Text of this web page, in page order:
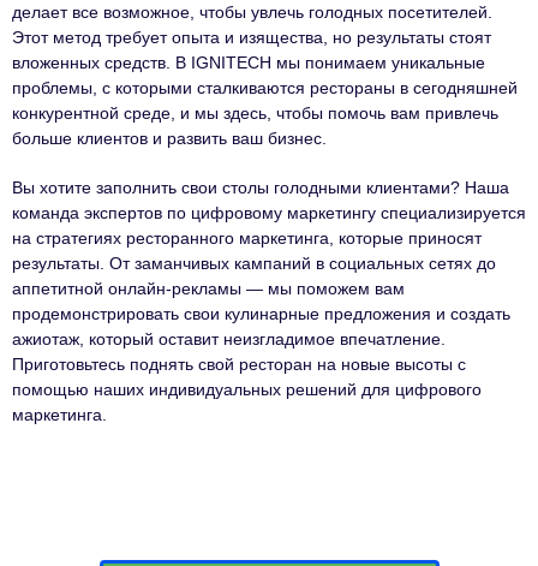
делает все возможное, чтобы увлечь голодных посетителей.
Этот метод требует опыта и изящества, но результаты стоят
вложенных средств. В IGNITECH мы понимаем уникальные
проблемы, с которыми сталкиваются рестораны в сегодняшней
конкурентной среде, и мы здесь, чтобы помочь вам привлечь
больше клиентов и развить ваш бизнес.
Вы хотите заполнить свои столы голодными клиентами? Наша
команда экспертов по цифровому маркетингу специализируется
на стратегиях ресторанного маркетинга, которые приносят
результаты. От заманчивых кампаний в социальных сетях до
аппетитной онлайн-рекламы — мы поможем вам
продемонстрировать свои кулинарные предложения и создать
ажиотаж, который оставит неизгладимое впечатление.
Приготовьтесь поднять свой ресторан на новые высоты с
помощью наших индивидуальных решений для цифрового
маркетинга.